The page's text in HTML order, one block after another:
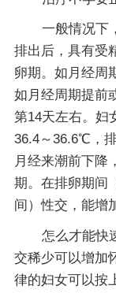
一般情况下
排出后，具有受
卵期。如月经周
如月经周期提前
第14天左右。妇
36.4～36.6℃，
月经来潮前下降
期。在排卵期间
间）性交，能增
怎么才能快
交稀少可以增加
律的妇女可以按